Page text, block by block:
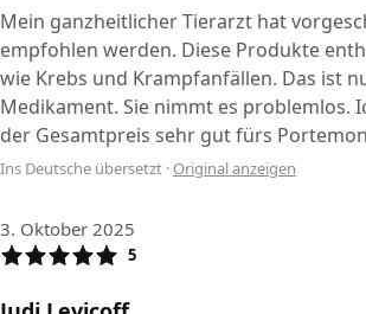
Mein ganzheitlicher Tierarzt hat
empfohlen werden. Diese Produkte
wie Krebs und Krampfanfällen. Das ist
Medikament. Sie nimmt es problemlos.
der Gesamtpreis sehr gut fürs
Ins Deutsche übersetzt · Original anzeigen
3. Oktober 2025
5